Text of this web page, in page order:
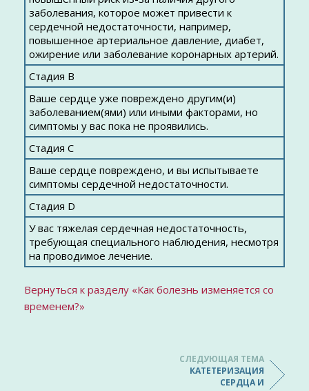
заболевания, которое может привести к
сердечной недостаточности, например,
повышенное артериальное давление, диабет,
ожирение или заболевание коронарных артерий.
Стадия B
Ваше сердце уже повреждено другим(и)
заболеванием(ями) или иными факторами, но
симптомы у вас пока не проявились.
Стадия С
Ваше сердце повреждено, и вы испытываете
симптомы сердечной недостаточности.
Стадия D
У вас тяжелая сердечная недостаточность,
требующая специального наблюдения, несмотря
на проводимое лечение.
Вернуться к разделу «Как болезнь изменяется со
временем?»
СЛЕДУЮЩАЯ ТЕМА
КАТЕТЕРИЗАЦИЯ
СЕРДЦА И